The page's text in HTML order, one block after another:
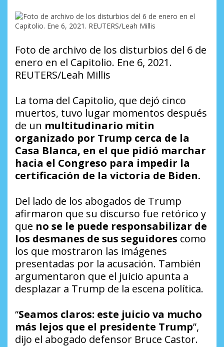
Foto de archivo de los disturbios del 6 de
enero en el Capitolio. Ene 6, 2021.
REUTERS/Leah Millis
La toma del Capitolio, que dejó cinco
muertos, tuvo lugar momentos después
de un multitudinario mitin
organizado por Trump cerca de la
Casa Blanca, en el que pidió marchar
hacia el Congreso para impedir la
certificación de la victoria de Biden.
Del lado de los abogados de Trump
afirmaron que su discurso fue retórico y
que no se le puede responsabilizar de
los desmanes de sus seguidores como
los que mostraron las imágenes
presentadas por la acusación. También
argumentaron que el juicio apunta a
desplazar a Trump de la escena política.
“Seamos claros: este juicio va mucho
más lejos que el presidente Trump”,
dijo el abogado defensor Bruce Castor.